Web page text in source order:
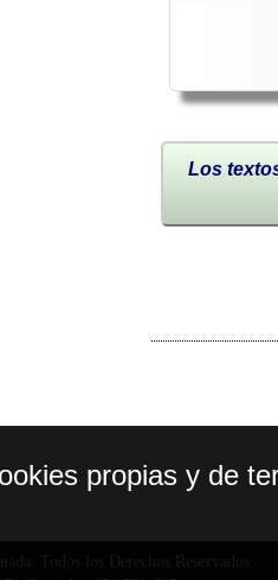
Los
Todos los Derechos Reservados.
propias y de